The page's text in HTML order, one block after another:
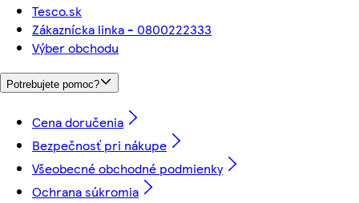
Tesco.sk
Zákaznícka linka - 0800222333
Výber obchodu
Potrebujete pomoc?
Cena doručenia
Bezpečnosť pri nákupe
Všeobecné obchodné podmienky
Ochrana súkromia